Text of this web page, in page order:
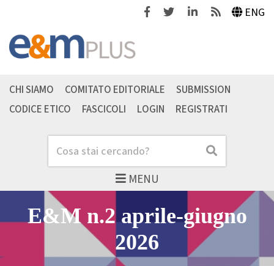
FacebookTwitterLinkedinFeeds ENG
MENU
Cerca Cerca
CHI SIAMO COMITATO EDITORIALE
SUBMISSION
CODICE ETICO
FASCICOLI LOGIN REGISTRATI
Home - Economia &
Slider articoli in
E&M n.2 aprile-giugno
2026